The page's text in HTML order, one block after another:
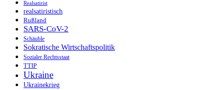
Realsatirist
realsatiristisch
Rußland
SARS-CoV-2
Schäuble
Sokratische Wirtschaftspolitik
Sozialer Rechtsstaat
TTIP
Ukraine
Ukrainekrieg